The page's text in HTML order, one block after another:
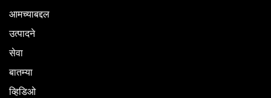
आमच्याबद्दल
उत्पादने
सेवा
बातम्या
व्हिडिओ